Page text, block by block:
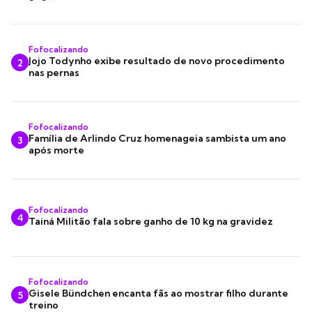
2
Fofocalizando
Jojo Todynho exibe resultado de novo procedimento
nas pernas
3
Fofocalizando
Família de Arlindo Cruz homenageia sambista um ano
após morte
4
Fofocalizando
Tainá Militão fala sobre ganho de 10 kg na gravidez
5
Fofocalizando
Gisele Bündchen encanta fãs ao mostrar filho durante
treino